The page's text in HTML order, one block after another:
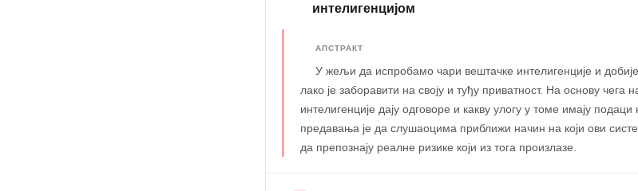
интелигенцијом
АПСТРАКТ
У жељи да испробамо чари вештачке интелигенције и
лако је заборавити на своју и туђу приватност. На основу чега
интелигенције дају одговоре и какву улогу у томе имају
предавања је да слушаоцима приближи начин на који ови
да препознају реалне ризике који из тога произлазе.